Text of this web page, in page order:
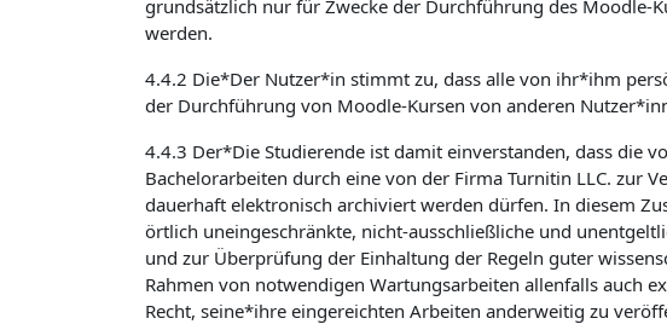
grundsätzlich nur für Zwecke der Durchführung des Moodle-
werden.
4.4.2 Die*Der Nutzer*in stimmt zu, dass alle von ihr*ihm
der Durchführung von Moodle-Kursen von anderen
4.4.3 Der*Die Studierende ist damit einverstanden, dass die
Bachelorarbeiten durch eine von der Firma Turnitin LLC. zur
dauerhaft elektronisch archiviert werden dürfen. In diesem
örtlich uneingeschränkte, nicht-ausschließliche und
und zur Überprüfung der Einhaltung der Regeln guter
Rahmen von notwendigen Wartungsarbeiten allenfalls auch
Recht, seine*ihre eingereichten Arbeiten anderweitig zu